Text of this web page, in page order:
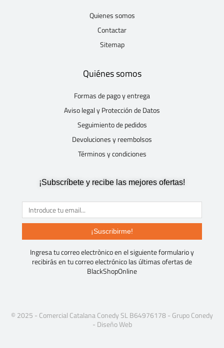
Quienes somos
Contactar
Sitemap
Quiénes somos
Formas de pago y entrega
Aviso legal y Protección de Datos
Seguimiento de pedidos
Devoluciones y reembolsos
Términos y condiciones
¡Subscríbete y recibe las mejores ofertas!
¡Suscribirme!
Ingresa tu correo electrònico en el siguiente formulario y
recibirás en tu correo electrónico las últimas ofertas de
BlackShopOnline
© 2025 - Comercial Catalana Conedy SL B64976178 - Grupo Conedy
- Diseño Web